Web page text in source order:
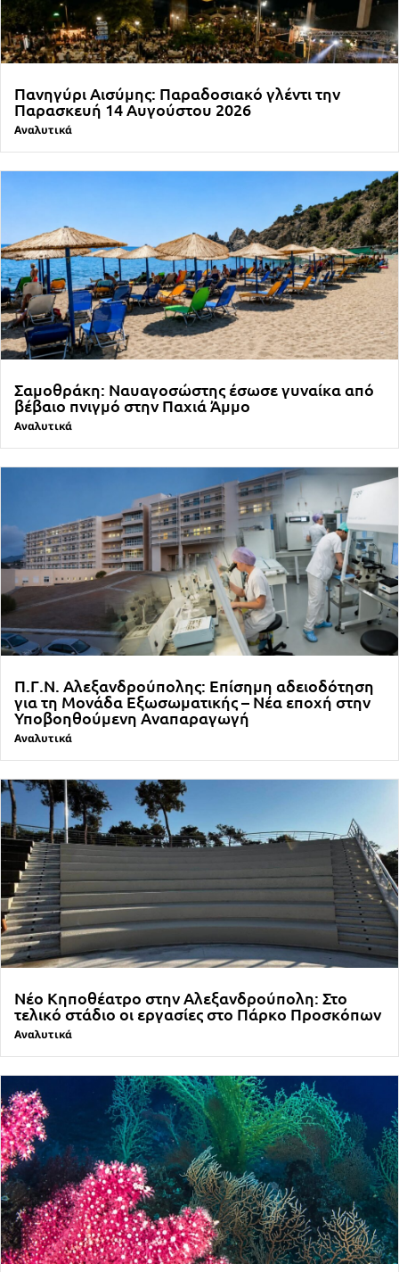
Πανηγύρι Αισύμης: Παραδοσιακό γλέντι την
Παρασκευή 14 Αυγούστου 2026
Αναλυτικά
Σαμοθράκη: Ναυαγοσώστης έσωσε γυναίκα από
βέβαιο πνιγμό στην Παχιά Άμμο
Αναλυτικά
Π.Γ.Ν. Αλεξανδρούπολης: Επίσημη αδειοδότηση
για τη Μονάδα Εξωσωματικής – Νέα εποχή στην
Υποβοηθούμενη Αναπαραγωγή
Αναλυτικά
Νέο Κηποθέατρο στην Αλεξανδρούπολη: Στο
τελικό στάδιο οι εργασίες στο Πάρκο Προσκόπων
Αναλυτικά